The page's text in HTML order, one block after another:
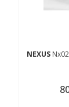
NEXUS